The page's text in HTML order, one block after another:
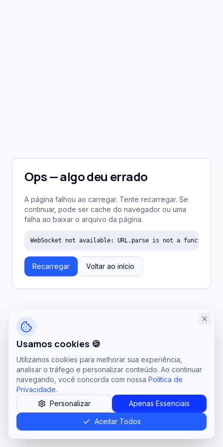
Ops — algo deu errado
A página falhou ao carregar. Tente recarregar. Se
continuar, pode ser cache do navegador ou uma
falha ao baixar o arquivo da página.
WebSocket not available: URL.parse is not a function
Recarregar Voltar ao início
Usamos cookies 🍪
Utilizamos cookies para melhorar sua experiência,
analisar o tráfego e personalizar conteúdo. Ao continuar
navegando, você concorda com nossa Política de
Privacidade.
Personalizar
Apenas Essenciais
Aceitar Todos